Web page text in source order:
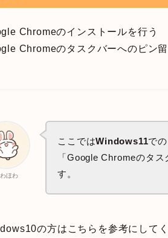
Chromeのインストールを行う
Chromeのタスクバーへのピン留
ほわ
ここではWindows11で
「Google Chromeのタ
す。
の方はこちらを参考にしてく